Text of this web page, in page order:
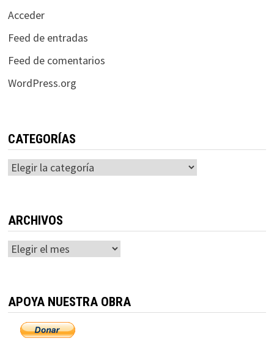
Acceder
Feed de entradas
Feed de comentarios
WordPress.org
CATEGORÍAS
Categorías
ARCHIVOS
Archivos
APOYA NUESTRA OBRA